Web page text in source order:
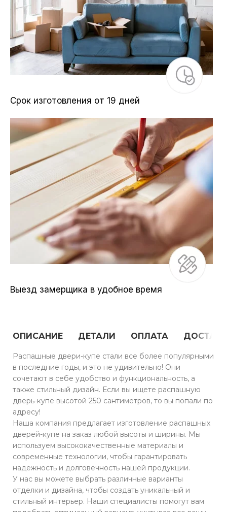
Срок изготовления от 19 дней
Выезд замерщика в удобное время
ОПИСАНИЕ ДЕТАЛИ ОПЛАТА
Распашные двери-купе стали все более популярными
в последние годы, и это не удивительно! Они
сочетают в себе удобство и функциональность, а
также стильный дизайн. Если вы ищете распашную
дверь-купе высотой 250 сантиметров, то вы попали по
адресу!
Наша компания предлагает изготовление распашных
дверей-купе на заказ любой высоты и ширины. Мы
используем высококачественные материалы и
современные технологии, чтобы гарантировать
надежность и долговечность нашей продукции.
У нас вы можете выбрать различные варианты
отделки и дизайна, чтобы создать уникальный и
стильный интерьер. Наши специалисты помогут вам